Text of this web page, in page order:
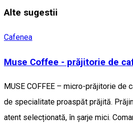
Alte sugestii
Cafenea
Muse Coffee - prăjitorie de
MUSE COFFEE – micro-prăjitorie de
de specialitate proaspăt prăjită.
atent selecționată, în șarje mici.